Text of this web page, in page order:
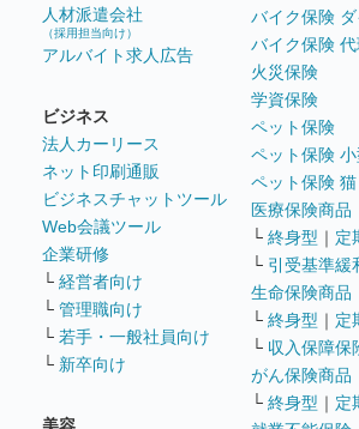
人材派遣会社
（採用担当向け）
アルバイト求人広告
ビジネス
法人カーリース
ネット印刷通販
ビジネスチャットツール
Web会議ツール
企業研修
└ 経営者向け
└ 管理職向け
└ 若手・一般社員向け
└ 新卒向け
バイク保険
バイク保険
火災保険
学資保険
ペット保険
ペット保険
ペット保険 猫
医療保険商品
└ 終身型 ｜ 定
└ 引受基準緩
生命保険商品
└ 終身型 ｜ 定
└ 収入保障保
がん保険商品
└ 終身型 ｜ 定